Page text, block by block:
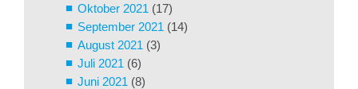
Oktober 2021 (17)
September 2021 (14)
August 2021 (3)
Juli 2021 (6)
Juni 2021 (8)